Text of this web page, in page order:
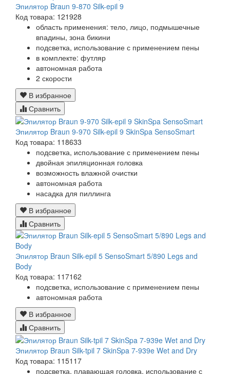
Эпилятор Braun 9-870 Silk-epil 9
Код товара: 121928
область применения: тело, лицо, подмышечные
впадины, зона бикини
подсветка, использование с применением пены
в комплекте: футляр
автономная работа
2 скорости
В избранное
Сравнить
Эпилятор Braun 9-970 Silk-epil 9 SkinSpa SensoSmart
Код товара: 118633
подсветка, использование с применением пены
двойная эпиляционная головка
возможность влажной очистки
автономная работа
насадка для пиллинга
В избранное
Сравнить
Эпилятор Braun Silk-epil 5 SensoSmart 5/890 Legs and
Body
Код товара: 117162
подсветка, использование с применением пены
автономная работа
В избранное
Сравнить
Эпилятор Braun Silk-tpil 7 SkinSpa 7-939e Wet and Dry
Код товара: 115117
подсветка, плавающая головка, использование с